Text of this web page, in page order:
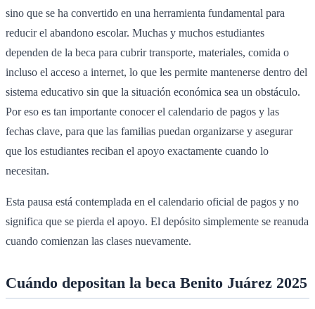
sino que se ha convertido en una herramienta fundamental para
reducir el abandono escolar. Muchas y muchos estudiantes
dependen de la beca para cubrir transporte, materiales, comida o
incluso el acceso a internet, lo que les permite mantenerse dentro del
sistema educativo sin que la situación económica sea un obstáculo.
Por eso es tan importante conocer el calendario de pagos y las
fechas clave, para que las familias puedan organizarse y asegurar
que los estudiantes reciban el apoyo exactamente cuando lo
necesitan.
Esta pausa está contemplada en el calendario oficial de pagos y no
significa que se pierda el apoyo. El depósito simplemente se reanuda
cuando comienzan las clases nuevamente.
Cuándo depositan la beca Benito Juárez 2025